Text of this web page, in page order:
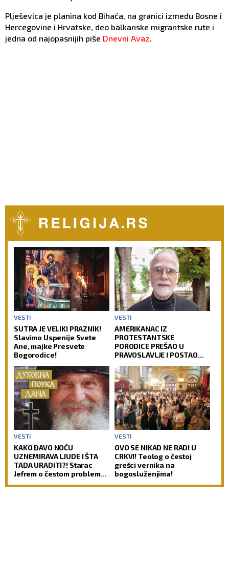
Plješevica je planina kod Bihaća, na granici između Bosne i
Hercegovine i Hrvatske, deo balkanske migrantske rute i
jedna od najopasnijih piše Dnevni Avaz.
VESTI
SUTRA JE VELIKI PRAZNIK!
Slavimo Uspenije Svete
Ane, majke Presvete
Bogorodice!
VESTI
AMERIKANAC IZ
PROTESTANTSKE
PORODICE PREŠAO U
PRAVOSLAVLJE I POSTAO
najuglednijih teologa
današnjice govori o svom
putu preobraćenja
VESTI
KAKO ĐAVO NOĆU
UZNEMIRAVA LJUDE I ŠTA
TADA URADITI?! Starac
Jefrem o čestom problemu
VESTI
OVO SE NIKAD NE RADI U
CRKVI! Teolog o čestoj
grešci vernika na
bogosluženjima!